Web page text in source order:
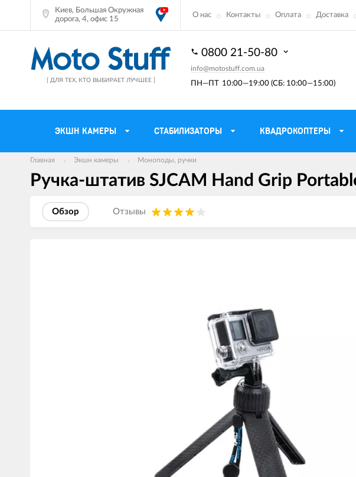
Киев, Большая Окружная
дорога, 4, офис 15
О нас Контакты Оплата Доставка
[ ДЛЯ ТЕХ, КТО ВЫБИРАЕТ ЛУЧШЕЕ ] ПН—ПТ 10:00—19:00 (СБ: 10:00—15:00)
0800 21-50-80
info@motostuff.com.ua
ЭКШН КАМЕРЫ СТАБИЛИЗАТОРЫ КВАДРОКОПТЕРЫ
Мотошлемы
Мотокуртки
Держатели телефона
мото
Мотозеркала
Моторучки (грипсы)
Грузики руля
Мото сумки Wolfman для
Тубус для инструментов
Защита рук
Главная Экшн камеры Моноподы, ручки
Ручка-штатив SJCAM Hand Grip
Обзор Отзывы